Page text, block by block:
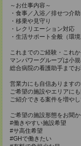
～お仕事内容～
・食事／入浴／排せつ介助
・移乗や見守り
・レクリエーション対応
・生活サポート全般（環
これまでのご経験・これ
マンパワーグループは小
総合病院の看護助手まで
営業力にも自信ありますの
ご希望の施設やエリアに
ご紹介できる案件を増や
ご希望の施設形態をお聞か
#働きやすい施設希望
#サ高住希望
#GHで働きたい